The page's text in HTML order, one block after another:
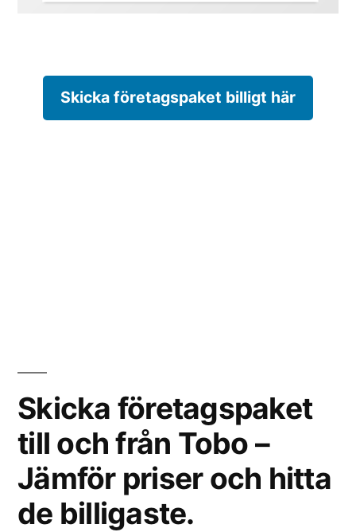
Skicka företagspaket billigt här
Skicka företagspaket
till och från Tobo –
Jämför priser och hitta
de billigaste.